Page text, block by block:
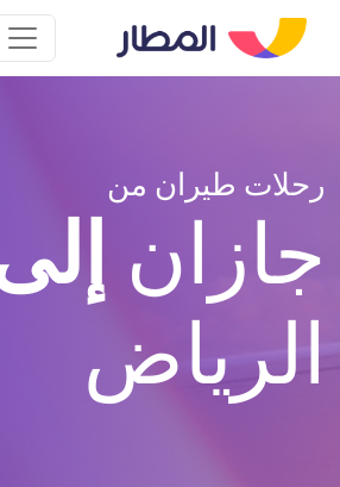
رحلات طيران من
جازان
الرياض